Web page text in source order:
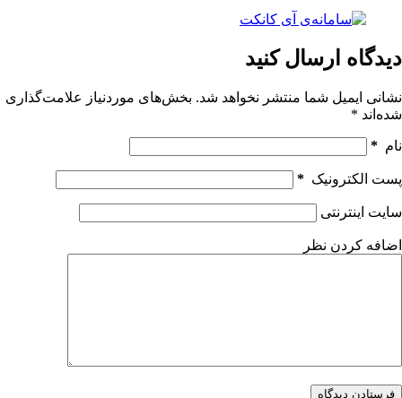
دیدگاه ارسال کنید
نشانی ایمیل شما منتشر نخواهد شد. بخش‌های موردنیاز علامت‌گذاری
شده‌اند *
نام *
پست الکترونیک *
سایت اینترنتی
اضافه کردن نظر
فرستادن دیدگاه